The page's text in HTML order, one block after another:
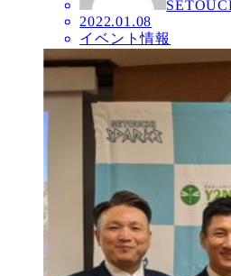
2022.01.08
イベント情報